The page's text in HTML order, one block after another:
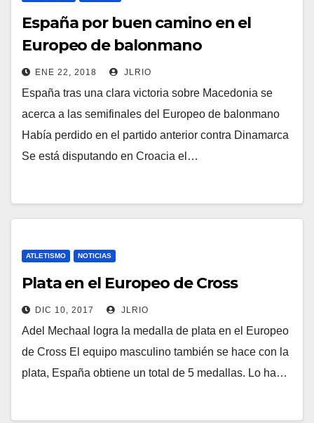
España por buen camino en el
Europeo de balonmano
ENE 22, 2018 JLRIO
España tras una clara victoria sobre Macedonia se
acerca a las semifinales del Europeo de balonmano
Había perdido en el partido anterior contra Dinamarca
Se está disputando en Croacia el…
ATLETISMO NOTICIAS
Plata en el Europeo de Cross
DIC 10, 2017 JLRIO
Adel Mechaal logra la medalla de plata en el Europeo
de Cross El equipo masculino también se hace con la
plata, España obtiene un total de 5 medallas. Lo ha…